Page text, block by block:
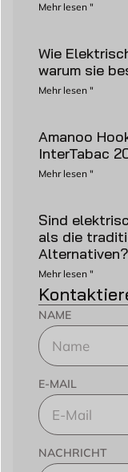
Mehr lesen "
Wie
warum sie
Mehr lesen "
Amanoo
InterTabac
Mehr lesen "
Sind
als die
Alternativen?
Mehr lesen "
NAME
E-MAIL
NACHRICHT